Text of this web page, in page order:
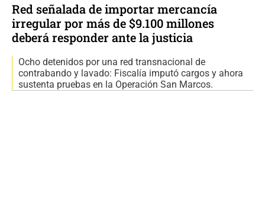
Red señalada de importar mercancía
irregular por más de $9.100 millones
deberá responder ante la justicia
Ocho detenidos por una red transnacional de
contrabando y lavado: Fiscalía imputó cargos y ahora
sustenta pruebas en la Operación San Marcos.